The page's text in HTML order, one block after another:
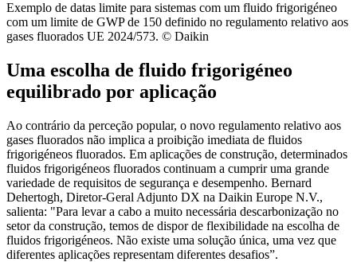
Exemplo de datas limite para sistemas com um fluido frigorigéneo
com um limite de GWP de 150 definido no regulamento relativo aos
gases fluorados UE 2024/573. © Daikin
Uma escolha de fluido frigorigéneo
equilibrado por aplicação
Ao contrário da perceção popular, o novo regulamento relativo aos
gases fluorados não implica a proibição imediata de fluidos
frigorigéneos fluorados. Em aplicações de construção, determinados
fluidos frigorigéneos fluorados continuam a cumprir uma grande
variedade de requisitos de segurança e desempenho. Bernard
Dehertogh, Diretor-Geral Adjunto DX na Daikin Europe N.V.,
salienta: "Para levar a cabo a muito necessária descarbonização no
setor da construção, temos de dispor de flexibilidade na escolha de
fluidos frigorigéneos. Não existe uma solução única, uma vez que
diferentes aplicações representam diferentes desafios”.